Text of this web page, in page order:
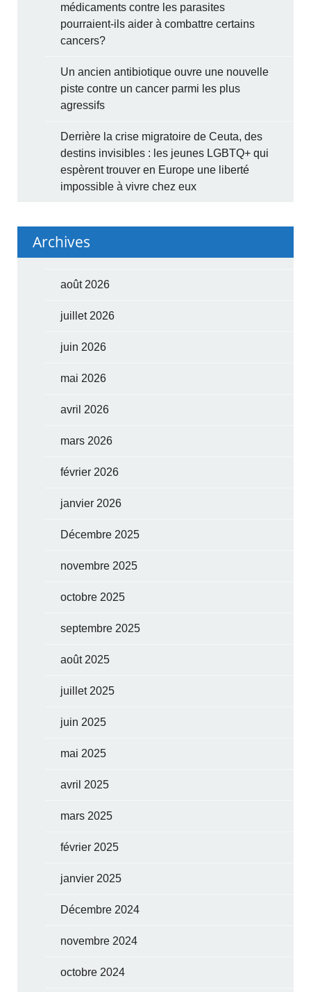
médicaments contre les parasites
pourraient-ils aider à combattre certains
cancers?
Un ancien antibiotique ouvre une nouvelle
piste contre un cancer parmi les plus
agressifs
Derrière la crise migratoire de Ceuta, des
destins invisibles : les jeunes LGBTQ+ qui
espèrent trouver en Europe une liberté
impossible à vivre chez eux
Archives
août 2026
juillet 2026
juin 2026
mai 2026
avril 2026
mars 2026
février 2026
janvier 2026
Décembre 2025
novembre 2025
octobre 2025
septembre 2025
août 2025
juillet 2025
juin 2025
mai 2025
avril 2025
mars 2025
février 2025
janvier 2025
Décembre 2024
novembre 2024
octobre 2024